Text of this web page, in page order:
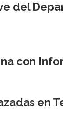
del
con
en